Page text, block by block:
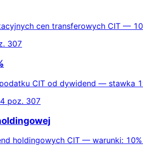
cen transferowych CIT —
307
CIT od dywidend — stawka
poz. 307
holdingowych CIT — warunki: